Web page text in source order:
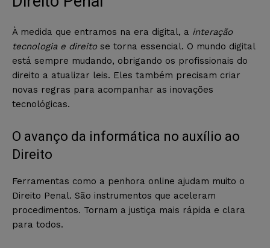
À medida que entramos na era digital, a interação
tecnologia e direito se torna essencial. O mundo digital
está sempre mudando, obrigando os profissionais do
direito a atualizar leis. Eles também precisam criar
novas regras para acompanhar as inovações
tecnológicas.
O avanço da informática no auxílio ao
Direito
Ferramentas como a penhora online ajudam muito o
Direito Penal. São instrumentos que aceleram
procedimentos. Tornam a justiça mais rápida e clara
para todos.